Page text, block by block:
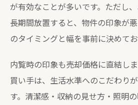
が有効なことが多いです。ただし
長期間放置すると、物件の印象が
のタイミングと幅を事前に決めて
内覧時の印象も売却価格に直結し
買い手は、生活水準へのこだわり
す。清潔感・収納の見せ方・照明